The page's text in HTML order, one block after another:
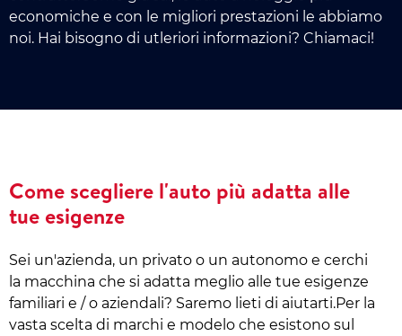
economiche e con le migliori prestazioni le abbiamo
noi. Hai bisogno di utleriori informazioni? Chiamaci!
Come scegliere l'auto più adatta alle
tue esigenze
Sei un'azienda, un privato o un autonomo e cerchi
la macchina che si adatta meglio alle tue esigenze
familiari e / o aziendali? Saremo lieti di aiutarti.Per la
vasta scelta di marchi e modelo che esistono sul